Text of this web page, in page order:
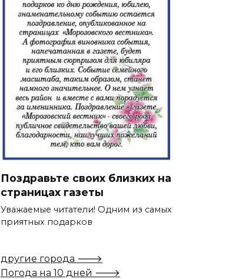
Поздравьте своих близких на
страницах газеты
Уважаемые читатели! Одним из самых
приятных подарков
другие города 🡒
Погода на 10 дней 🡒